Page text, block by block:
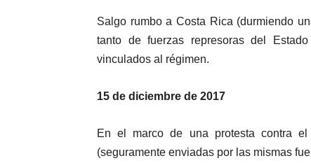
Salgo rumbo a Costa Rica (durmiendo
tanto de fuerzas represoras del
vinculados al régimen.
15 de diciembre de 2017
En el marco de una protesta contra el
(seguramente enviadas por las mismas